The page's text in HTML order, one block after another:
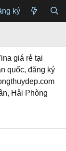
ký
giá rẻ tại
quốc, đăng ký
Hải Phòng